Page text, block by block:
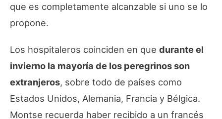
que es completamente alcanzable si uno se lo
propone.
Los hospitaleros coinciden en que durante el
invierno la mayoría de los peregrinos son
extranjeros, sobre todo de países como
Estados Unidos, Alemania, Francia y Bélgica.
Montse recuerda haber recibido a un francés